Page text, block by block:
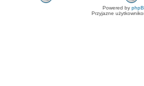
Powered by
Przyjazne